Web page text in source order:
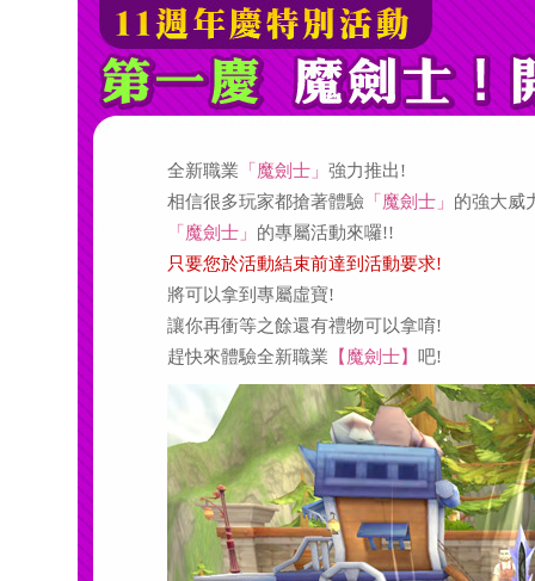
全新職業 「魔劍士」 強力推出!
相信很多玩家都搶著體驗 「魔劍士」 的強大威
「魔劍士」 的專屬活動來囉!!
只要您於活動結束前達到活動要求!
將可以拿到專屬虛寶!
讓你再衝等之餘還有禮物可以拿唷!
趕快來體驗全新職業 【魔劍士】 吧!